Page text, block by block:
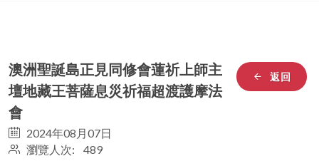
返回
澳洲聖誕島正見同修會蓮祈上師主
壇地藏王菩薩息災祈福超渡護摩法
會
2024年08月07日
瀏覽人次: 489